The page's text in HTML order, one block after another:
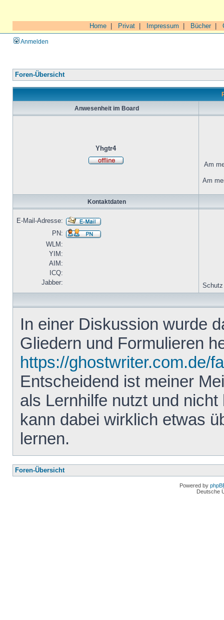
Home Privat Impressum Bücher|
Anmelden
Foren-Übersicht
Anwesenheit im Board
Yhgtr4
Am
Am
Kontaktdaten
E-Mail-Adresse:
PN:
WLM:
YIM:
AIM:
ICQ:
Jabber:
Schutz
In einer Diskussion wurde
Gliedern und Formulieren
https://ghostwriter.com.de/
Entscheidend ist meiner
als Lernhilfe nutzt und
kann dabei wirklich etwas
lernen.
Foren-Übersicht
Powered by
Deutsche